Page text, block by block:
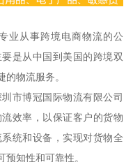
业从事跨境电商物流的公
是从中国到美国的跨境双
物流服务。
市博冠国际物流有限公司
效率，以保证客户的货物
统和设备，实现对货物全
知性和可靠性。